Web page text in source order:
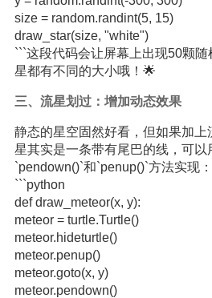
size = random.randint(5, 15)
draw_star(size, "white")
```这段代码会让屏幕上出现50颗
星都有不同的大小哦！🌟
三、流星划过：增加动态效果
静态的星空固然好看，但如果加
星其实是一条带有尾巴的线，可以
`pendown()`和`penup()`方法实现：
```python
def draw_meteor(x, y):
meteor = turtle.Turtle()
meteor.hideturtle()
meteor.penup()
meteor.goto(x, y)
meteor.pendown()